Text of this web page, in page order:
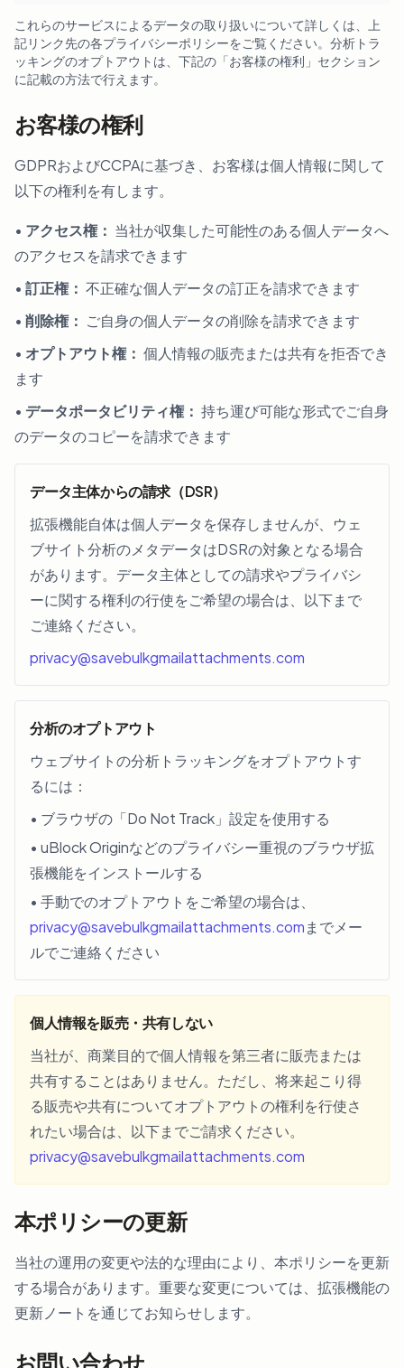
これらのサービスによるデータの取り扱いについて詳しくは、上
記リンク先の各プライバシーポリシーをご覧ください。分析トラ
ッキングのオプトアウトは、下記の「お客様の権利」セクション
に記載の方法で行えます。
お客様の権利
GDPRおよびCCPAに基づき、お客様は個人情報に関して
以下の権利を有します。
• アクセス権： 当社が収集した可能性のある個人データへ
のアクセスを請求できます
• 訂正権： 不正確な個人データの訂正を請求できます
• 削除権： ご自身の個人データの削除を請求できます
• オプトアウト権： 個人情報の販売または共有を拒否でき
ます
• データポータビリティ権： 持ち運び可能な形式でご自身
のデータのコピーを請求できます
データ主体からの請求（DSR）
拡張機能自体は個人データを保存しませんが、ウェ
ブサイト分析のメタデータはDSRの対象となる場合
があります。データ主体としての請求やプライバシ
ーに関する権利の行使をご希望の場合は、以下まで
ご連絡ください。
privacy@savebulkgmailattachments.com
分析のオプトアウト
ウェブサイトの分析トラッキングをオプトアウトす
るには：
• ブラウザの「Do Not Track」設定を使用する
• uBlock Originなどのプライバシー重視のブラウザ拡
張機能をインストールする
• 手動でのオプトアウトをご希望の場合は、
privacy@savebulkgmailattachments.comまでメー
ルでご連絡ください
個人情報を販売・共有しない
当社が、商業目的で個人情報を第三者に販売または
共有することはありません。ただし、将来起こり得
る販売や共有についてオプトアウトの権利を行使さ
れたい場合は、以下までご請求ください。
privacy@savebulkgmailattachments.com
本ポリシーの更新
当社の運用の変更や法的な理由により、本ポリシーを更新
する場合があります。重要な変更については、拡張機能の
更新ノートを通じてお知らせします。
お問い合わせ